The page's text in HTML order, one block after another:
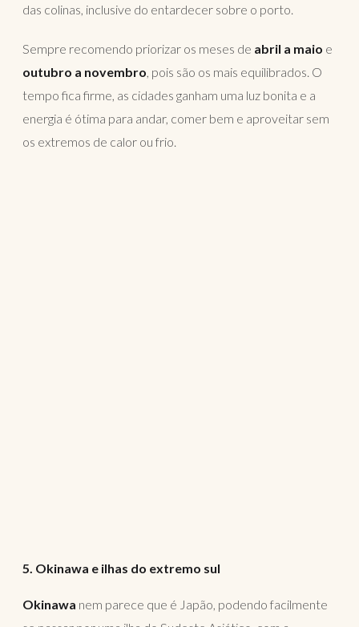
das colinas, inclusive do entardecer sobre o porto.
Sempre recomendo priorizar os meses de abril a maio e
outubro a novembro, pois são os mais equilibrados. O
tempo fica firme, as cidades ganham uma luz bonita e a
energia é ótima para andar, comer bem e aproveitar sem
os extremos de calor ou frio.
5. Okinawa e ilhas do extremo sul
Okinawa nem parece que é Japão, podendo facilmente